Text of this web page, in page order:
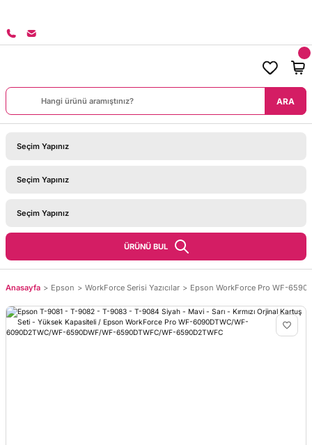
ARA
ÜRÜNÜ BUL
Anasayfa Epson WorkForce Serisi Yazıcılar Epson WorkForce Pro WF-